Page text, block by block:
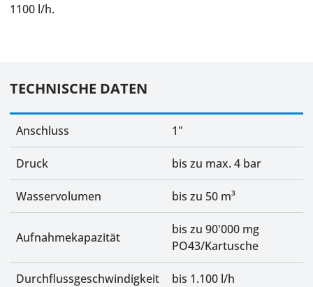
1100 l/h.
TECHNISCHE DATEN
Anschluss 1"
Druck bis zu max. 4 bar
Wasservolumen bis zu 50 m³
Aufnahmekapazität
bis zu 90'000 mg
PO43/Kartusche
Durchflussgeschwindigkeit bis 1.100 l/h